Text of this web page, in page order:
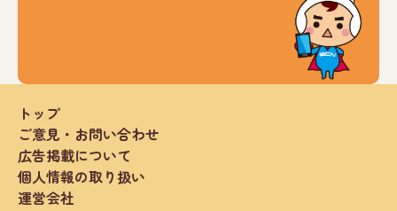
トップ
ご意見・お問い合わせ
広告掲載について
個人情報の取り扱い
運営会社